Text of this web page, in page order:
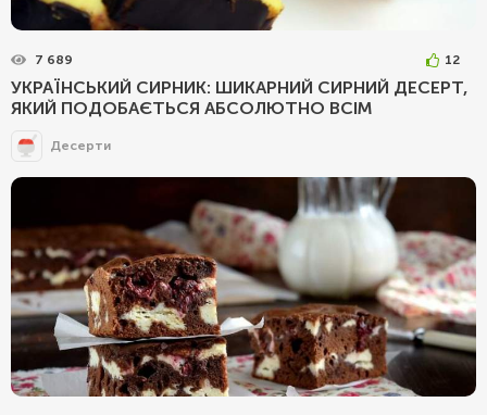
7 689 12
УКРАЇНСЬКИЙ СИРНИК: ШИКАРНИЙ СИРНИЙ ДЕСЕРТ,
ЯКИЙ ПОДОБАЄТЬСЯ АБСОЛЮТНО ВСІМ
Десерти